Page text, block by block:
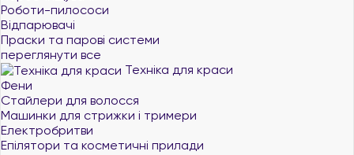
Роботи-пилососи
Відпарювачі
Праски та парові системи
переглянути все
Техніка для краси
Фени
Стайлери для волосся
Машинки для стрижки і тримери
Електробритви
Епілятори та косметичні прилади